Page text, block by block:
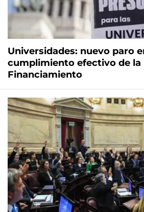
Universidades: nuevo paro
cumplimiento efectivo de la
Financiamiento